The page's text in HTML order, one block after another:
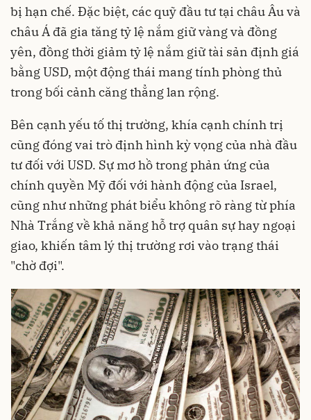
bị hạn chế. Đặc biệt, các quỹ đầu tư tại châu Âu và
châu Á đã gia tăng tỷ lệ nắm giữ vàng và đồng
yên, đồng thời giảm tỷ lệ nắm giữ tài sản định giá
bằng USD, một động thái mang tính phòng thủ
trong bối cảnh căng thẳng lan rộng.
Bên cạnh yếu tố thị trường, khía cạnh chính trị
cũng đóng vai trò định hình kỳ vọng của nhà đầu
tư đối với USD. Sự mơ hồ trong phản ứng của
chính quyền Mỹ đối với hành động của Israel,
cũng như những phát biểu không rõ ràng từ phía
Nhà Trắng về khả năng hỗ trợ quân sự hay ngoại
giao, khiến tâm lý thị trường rơi vào trạng thái
"chờ đợi".